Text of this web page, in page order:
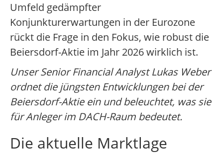
Umfeld gedämpfter
Konjunkturerwartungen in der Eurozone
rückt die Frage in den Fokus, wie robust die
Beiersdorf-Aktie im Jahr 2026 wirklich ist.
Unser Senior Financial Analyst Lukas Weber
ordnet die jüngsten Entwicklungen bei der
Beiersdorf-Aktie ein und beleuchtet, was sie
für Anleger im DACH-Raum bedeutet.
Die aktuelle Marktlage